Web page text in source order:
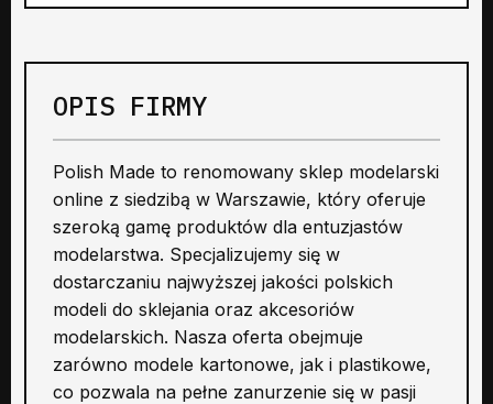
OPIS FIRMY
Polish Made to renomowany sklep modelarski
online z siedzibą w Warszawie, który oferuje
szeroką gamę produktów dla entuzjastów
modelarstwa. Specjalizujemy się w
dostarczaniu najwyższej jakości polskich
modeli do sklejania oraz akcesoriów
modelarskich. Nasza oferta obejmuje
zarówno modele kartonowe, jak i plastikowe,
co pozwala na pełne zanurzenie się w pasji